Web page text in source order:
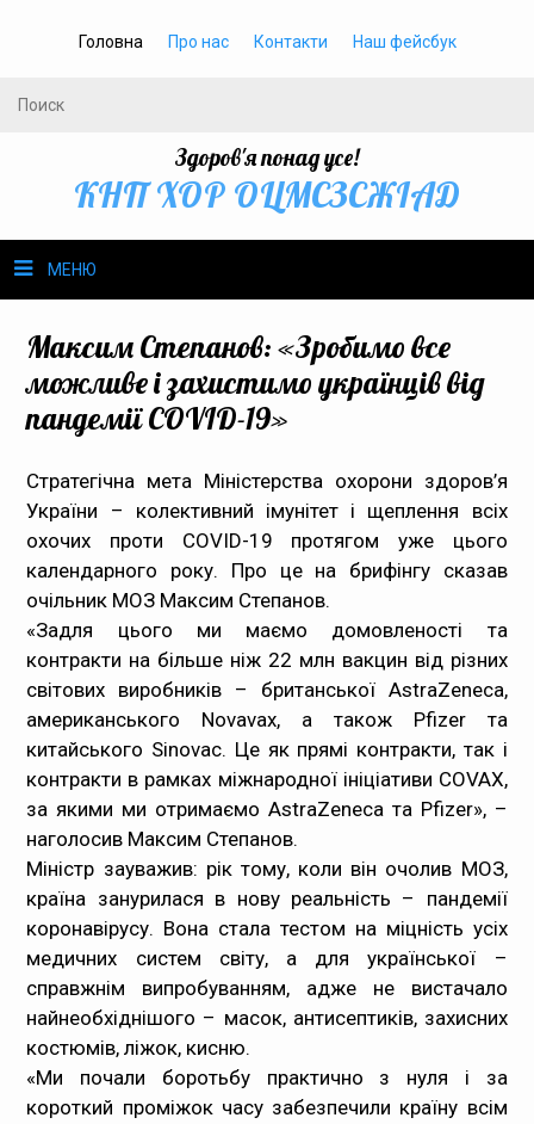
Головна Про нас Контакти Наш фейсбук
Здоров'я понад усе!
КНП ХОР ОЦМСЗСЖIАД
МЕНЮ
Громадське здоров’я
Громадянам
Медпрацівникам
Статистика
Документи
Контакти
Карта сайта
Максим Степанов: «Зробимо все
можливе і захистимо українців від
пандемії COVID-19»
Стратегічна мета Міністерства охорони здоров’я
України – колективний імунітет і щеплення всіх
охочих проти COVID-19 протягом уже цього
календарного року. Про це на брифінгу сказав
очільник МОЗ Максим Степанов.
«Задля цього ми маємо домовленості та
контракти на більше ніж 22 млн вакцин від різних
світових виробників – британської AstraZeneca,
американського Novavax, а також Pfizer та
китайського Sinovac. Це як прямі контракти, так і
контракти в рамках міжнародної ініціативи COVAX,
за якими ми отримаємо AstraZeneca та Pfizer», –
наголосив Максим Степанов.
Міністр зауважив: рік тому, коли він очолив МОЗ,
країна занурилася в нову реальність – пандемії
коронавірусу. Вона стала тестом на міцність усіх
медичних систем світу, а для української –
справжнім випробуванням, адже не вистачало
найнеобхіднішого – масок, антисептиків, захисних
костюмів, ліжок, кисню.
«Ми почали боротьбу практично з нуля і за
короткий проміжок часу забезпечили країну всім